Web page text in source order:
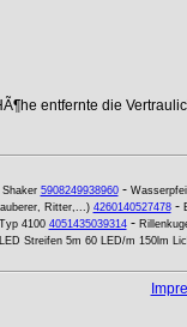
entfernte die
Shaker 5908249938960-
Ritter,...) 4260140527478-
4100 4051435039314-
LED Streifen 5m 60 LED/m 150lm